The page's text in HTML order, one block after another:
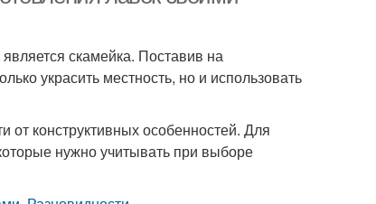
скамейка. Поставив на
украсить местность, но и использовать
от конструктивных особенностей. Для
нужно учитывать при выборе